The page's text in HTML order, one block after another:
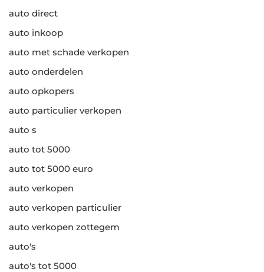
auto direct
auto inkoop
auto met schade verkopen
auto onderdelen
auto opkopers
auto particulier verkopen
auto s
auto tot 5000
auto tot 5000 euro
auto verkopen
auto verkopen particulier
auto verkopen zottegem
auto's
auto's tot 5000